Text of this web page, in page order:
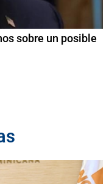
sobre un posible